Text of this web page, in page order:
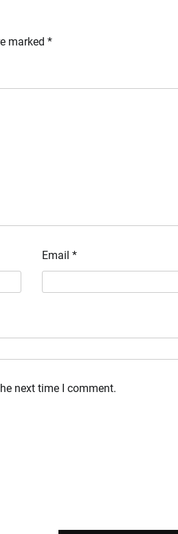
marked *
Email *
next time I comment.